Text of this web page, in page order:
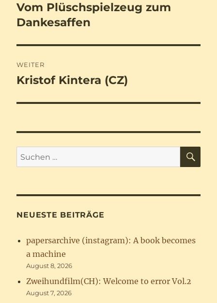
Vorheriger
Beitrag:
Vom Plüschspielzeug zum
Dankesaffen
WEITER
Nächster
Kristof Kintera (CZ)
Suchen
nach:
NEUESTE BEITRÄGE
papersarchive (instagram): A book becomes
a machine
August 8, 2026
Zweihundfilm(CH): Welcome to error Vol.2
August 7, 2026